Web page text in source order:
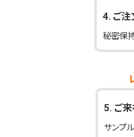
4. ご注
秘密保
5. ご
サンプ